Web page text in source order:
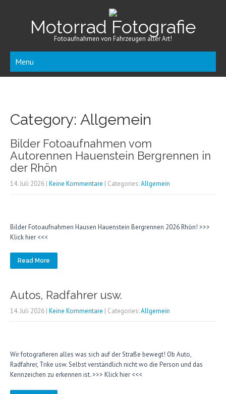
Motorrad Fotografie
Fotoaufnahmen von Fahrzeugen aller Art!
Menu
Category: Allgemein
Bilder Fotoaufnahmen vom
Autorennen Hauenstein Bergrennen in
der Rhön
14. Juli 2026 | Keine Kommentare | Categories:Allgemein
Bilder Fotoaufnahmen Hausen Hauenstein Bergrennen 2026 Rhön! >>>
Klick hier <<<
Read More
Autos, Radfahrer usw.
14. Juli 2026 | Keine Kommentare | Categories:Allgemein
Wir fotografieren alles was sich auf der Straße bewegt! Ob Auto,
Radfahrer, Trike usw. Selbst verständlich nicht wo die Person und das
Kennzeichen zu erkennen ist. >>> Klick hier <<<